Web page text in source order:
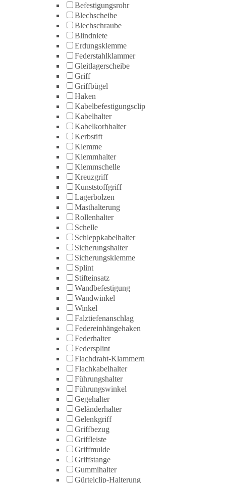
Befestigungsrohr
Blechscheibe
Blechschraube
Blindniete
Erdungsklemme
Federstahlklammer
Gleitlagerscheibe
Griff
Griffbügel
Haken
Kabelbefestigungsclip
Kabelhalter
Kabelkorbhalter
Kerbstift
Klemme
Klemmhalter
Klemmschelle
Kreuzgriff
Kunststoffgriff
Lagerbolzen
Masthalterung
Rollenhalter
Schelle
Schleppkabelhalter
Sicherungshalter
Sicherungsklemme
Splint
Stifteinsatz
Wandbefestigung
Wandwinkel
Winkel
Falztiefenanschlag
Federeinhängehaken
Federhalter
Federsplint
Flachdraht-Klammern
Flachkabelhalter
Führungshalter
Führungswinkel
Gegehalter
Geländerhalter
Gelenkgriff
Griffbezug
Griffleiste
Griffmulde
Griffstange
Gummihalter
Gürtelclip-Halterung